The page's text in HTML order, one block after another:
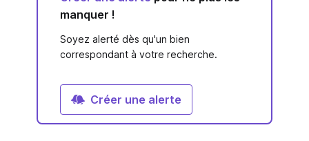
manquer !
Soyez alerté dès qu'un bien
correspondant à votre recherche.
Créer une alerte